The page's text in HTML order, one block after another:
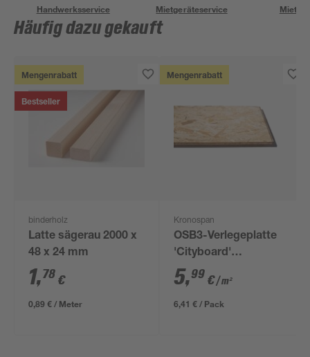
Handwerksservice Mietgeräteservice
Häufig dazu gekauft
Mengenrabatt
Bestseller
binderholz
Latte sägerau 2000 x
48 x 24 mm
1,78 €
0,89 € / Meter
Mengenrabatt
Kronospan
OSB3-Verlegeplatte
'Cityboard'
ungeschliffen 1690 x
634 x 12 mm
5,99 €/ m²
6,41 € / Pack